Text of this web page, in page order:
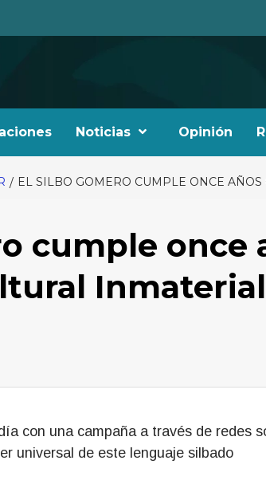
Noticias Opinión
EL SILBO GOMERO CUMPLE ONCE
cumple once
con una campaña a través de redes
universal de este lenguaje silbado